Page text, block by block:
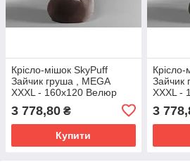
Крісло-мішок SkyPuff
Зайчик груша , MEGA
XXXL - 160х120 Велюр
3 778,80 ₴
Купити
Зайчик
XXXL -
3